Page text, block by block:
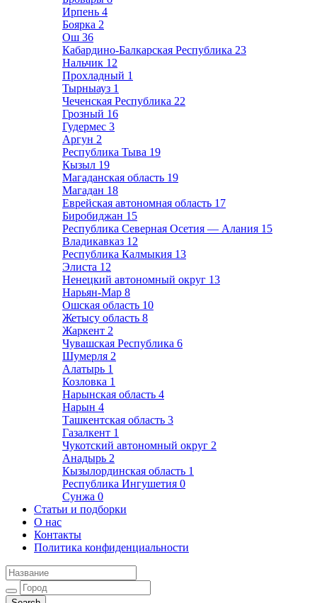
Ирпень 4
Боярка 2
Ош 36
Кабардино-Балкарская Республика 23
Нальчик 12
Прохладный 1
Тырныауз 1
Чеченская Республика 22
Грозный 16
Гудермес 3
Аргун 2
Республика Тыва 19
Кызыл 19
Магаданская область 19
Магадан 18
Еврейская автономная область 17
Биробиджан 15
Республика Северная Осетия — Алания 15
Владикавказ 12
Республика Калмыкия 13
Элиста 12
Ненецкий автономный округ 13
Нарьян-Мар 8
Ошская область 10
Жетысу область 8
Жаркент 2
Чувашская Республика 6
Шумерля 2
Алатырь 1
Козловка 1
Нарынская область 4
Нарын 4
Ташкентская область 3
Газалкент 1
Чукотский автономный округ 2
Анадырь 2
Кызылординская область 1
Республика Ингушетия 0
Сунжа 0
Статьи и подборки
О нас
Контакты
Политика конфиденциальности